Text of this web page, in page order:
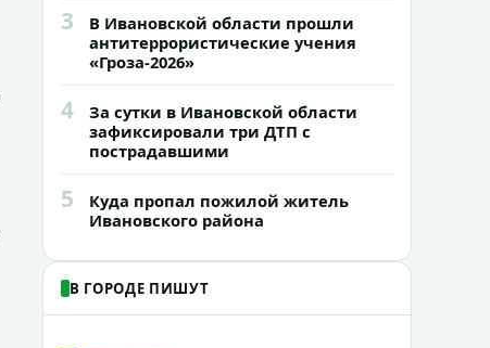
3
В Ивановской области прошли
антитеррористические учения
«Гроза-2026»
4
За сутки в Ивановской области
зафиксировали три ДТП с
пострадавшими
5
Куда пропал пожилой житель
Ивановского района
В ГОРОДЕ ПИШУТ